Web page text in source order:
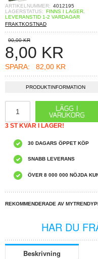
ARTIKELNUMMER: 4012195
LAGERSTATUS: FINNS I LAGER.
LEVERANSTID 1-2 VARDAGAR
FRAKTKOSTNAD
90,00 KR
8,00 KR
SPARA: 82,00 KR
PRODUKTINFORMATION
3 ST KVAR I LAGER!
30 DAGARS ÖPPET KÖP
SNABB LEVERANS
ÖVER 8 000 000 NÖJDA
REKOMMENDERADE AV
HAR DU
Beskrivning